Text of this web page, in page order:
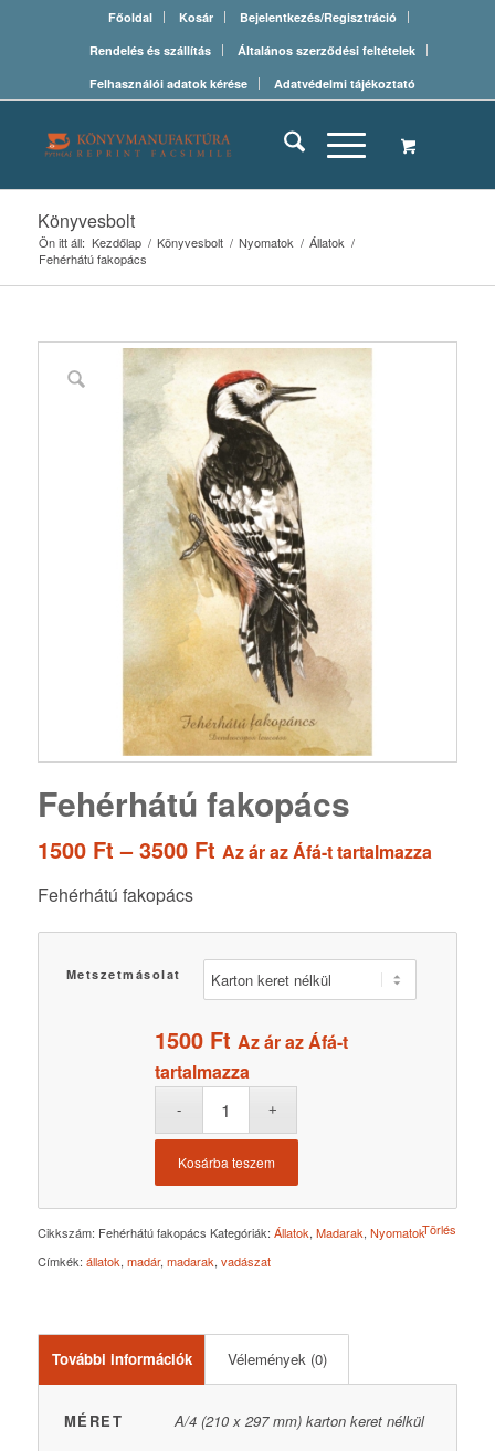
Főoldal Kosár
Bejelentkezés/Regisztráció
Rendelés és szállítás
Általános szerződési feltételek
Felhasználói adatok kérése
Adatvédelmi tájékoztató
Könyvesbolt
Ön itt áll: Kezdőlap / Könyvesbolt / Nyomatok / Állatok /
Fehérhátú fakopács
Fehérhátú fakopács
1500 Ft – 3500 FtÁrtartomány:
3500 Ft
Az ár az Áfá-t tartalmazza
Fehérhátú fakopács
Metszetmásolat
Törlés
1500 Ft Az ár az Áfá-t
tartalmazza
Kosárba teszem
Cikkszám: Fehérhátú fakopács Kategóriák: Állatok, Madarak, Nyomatok
Címkék: állatok, madár, madarak, vadászat
További információk Vélemények (0)
MÉRET A/4 (210 x 297 mm) karton keret nélkül